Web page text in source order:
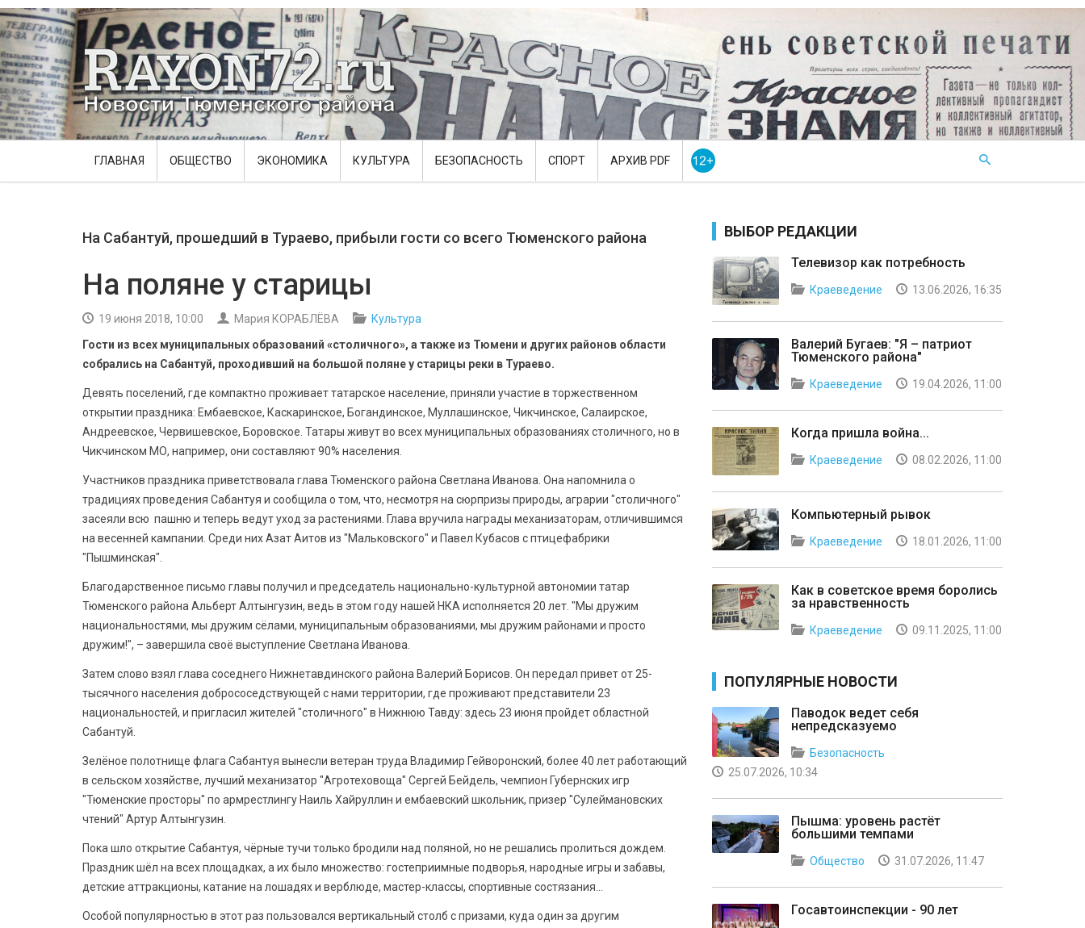
ГЛАВНАЯ ОБЩЕСТВО ЭКОНОМИКА КУЛЬТУРА БЕЗОПАСНОСТЬ СПОРТ АРХИВ PDF
На Сабантуй, прошедший в Тураево, прибыли гости со всего Тюменского района
На поляне у старицы
19 июня 2018, 10:00 Мария КОРАБЛЁВА
Культура
Гости из всех муниципальных образований «столичного», а также из Тюмени и других районов области
собрались на Сабантуй, проходивший на большой поляне у старицы реки в Тураево.
Девять поселений, где компактно проживает татарское население, приняли участие в торжественном
открытии праздника: Ембаевское, Каскаринское, Богандинское, Муллашинское, Чикчинское, Салаирское,
Андреевское, Червишевское, Боровское. Татары живут во всех муниципальных образованиях столичного, но в
Чикчинском МО, например, они составляют 90% населения.
Участников праздника приветствовала глава Тюменского района Светлана Иванова. Она напомнила о
традициях проведения Сабантуя и сообщила о том, что, несмотря на сюрпризы природы, аграрии "столичного"
засеяли всю пашню и теперь ведут уход за растениями. Глава вручила награды механизаторам, отличившимся
на весенней кампании. Среди них Азат Аитов из "Мальковского" и Павел Кубасов с птицефабрики
"Пышминская".
Благодарственное письмо главы получил и председатель национально-культурной автономии татар
Тюменского района Альберт Алтынгузин, ведь в этом году нашей НКА исполняется 20 лет. "Мы дружим
национальностями, мы дружим сёлами, муниципальным образованиями, мы дружим районами и просто
дружим!", – завершила своё выступление Светлана Иванова.
Затем слово взял глава соседнего Нижнетавдинского района Валерий Борисов. Он передал привет от 25-
тысячного населения добрососедствующей с нами территории, где проживают представители 23
национальностей, и пригласил жителей "столичного" в Нижнюю Тавду: здесь 23 июня пройдет областной
Сабантуй.
Зелёное полотнище флага Сабантуя вынесли ветеран труда Владимир Гейворонский, более 40 лет работающий
в сельском хозяйстве, лучший механизатор "Агротеховоща" Сергей Бейдель, чемпион Губернских игр
"Тюменские просторы" по армрестлингу Наиль Хайруллин и ембаевский школьник, призер "Сулеймановских
чтений" Артур Алтынгузин.
Пока шло открытие Сабантуя, чёрные тучи только бродили над поляной, но не решались пролиться дождем.
Праздник шёл на всех площадках, а их было множество: гостеприимные подворья, народные игры и забавы,
детские аттракционы, катание на лошадях и верблюде, мастер-классы, спортивные состязания…
Особой популярностью в этот раз пользовался вертикальный столб с призами, куда один за другим
ВЫБОР РЕДАКЦИИ
Телевизор как потребность
Краеведение 13.06.2026, 16:35
Валерий Бугаев: "Я – патриот
Тюменского района"
Краеведение 19.04.2026, 11:00
Когда пришла война...
Краеведение 08.02.2026, 11:00
Компьютерный рывок
Краеведение 18.01.2026, 11:00
Как в советское время боролись
за нравственность
Краеведение 09.11.2025, 11:00
ПОПУЛЯРНЫЕ НОВОСТИ
Паводок ведет себя
непредсказуемо
Безопасность
25.07.2026, 10:34
Пышма: уровень растёт
большими темпами
Общество 31.07.2026, 11:47
Госавтоинспекции - 90 лет